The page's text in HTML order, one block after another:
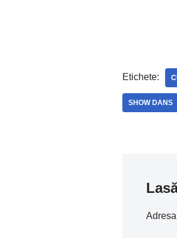
Etichete:
SHOW DANS